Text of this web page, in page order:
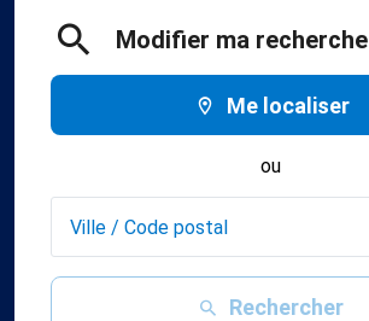
Modifier ma recherche
Me localiser
ou
Rechercher